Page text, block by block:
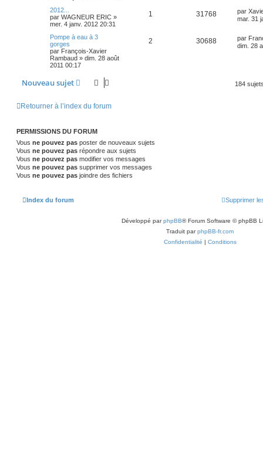
2012...
par WAGNEUR ERIC »
mer. 4 janv. 2012 20:31
1 31768 par
mar. 31
Pompe à eau à 3
gorges
par François-Xavier
Rambaud » dim. 28 août
2011 00:17
2 30688 par
dim. 28
Nouveau sujet 184
Retourner à l’index du forum
PERMISSIONS DU FORUM
Vous ne pouvez pas poster de nouveaux sujets
Vous ne pouvez pas répondre aux sujets
Vous ne pouvez pas modifier vos messages
Vous ne pouvez pas supprimer vos messages
Vous ne pouvez pas joindre des fichiers
Index du forum Supprimer
Développé parphpBB® Forum Software © phpBB
Traduit parphpBB-fr.com
Confidentialité | Conditions